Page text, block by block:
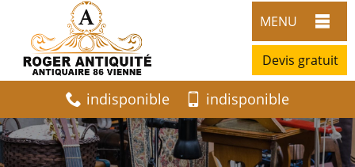
MENU
Devis gratuit
indisponible indisponible